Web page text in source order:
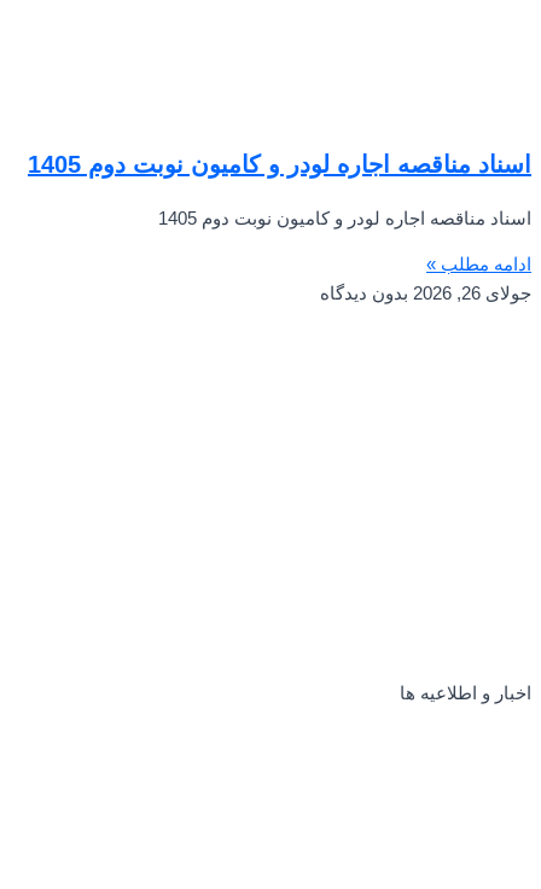
اسناد مناقصه اجاره لودر و کامیون نوبت دوم 1405
اسناد مناقصه اجاره لودر و کامیون نوبت دوم 1405
ادامه مطلب »
جولای 26, 2026
بدون دیدگاه
اخبار و اطلاعیه ها